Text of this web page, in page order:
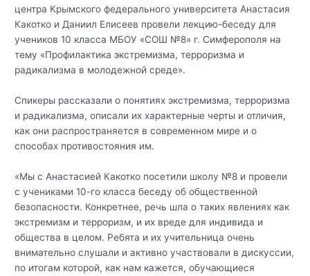
центра Крымского федерального университета Анастасия
Какотко и Даниил Елисеев провели лекцию-беседу для
учеников 10 класса МБОУ «СОШ №8» г. Симферополя на
тему «Профилактика экстремизма, терроризма и
радикализма в молодежной среде».
Спикеры рассказали о понятиях экстремизма, терроризма
и радикализма, описали их характерные черты и отличия,
как они распространяется в современном мире и о
способах противостояния им.
«Мы с Анастасией Какотко посетили школу №8 и провели
с учениками 10-го класса беседу об общественной
безопасности. Конкретнее, речь шла о таких явлениях как
экстремизм и терроризм, и их вреде для индивида и
общества в целом. Ребята и их учительница очень
внимательно слушали и активно участвовали в дискуссии,
по итогам которой, как нам кажется, обучающиеся